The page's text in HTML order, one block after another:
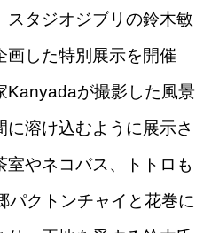
スタジオジブリの鈴木敏
画した特別展示を開催
Kanyadaが撮影した風景
溶け込むように展示さ
やネコバス、トトロも
パクトンチャイと花巻に